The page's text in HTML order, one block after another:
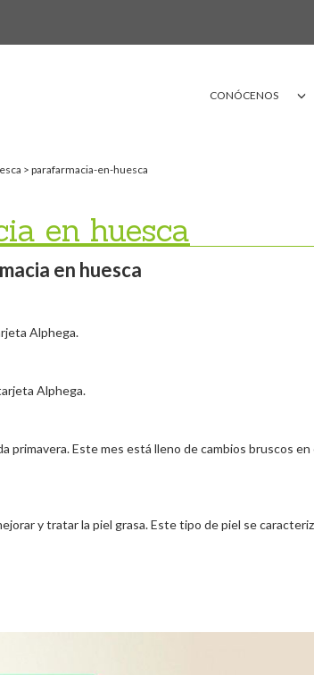
CONÓCENOS
> parafarmacia-en-huesca
en huesca
en huesca
Alphega.
Alphega.
primavera. Este mes está lleno de cambios bruscos
y tratar la piel grasa. Este tipo de piel se